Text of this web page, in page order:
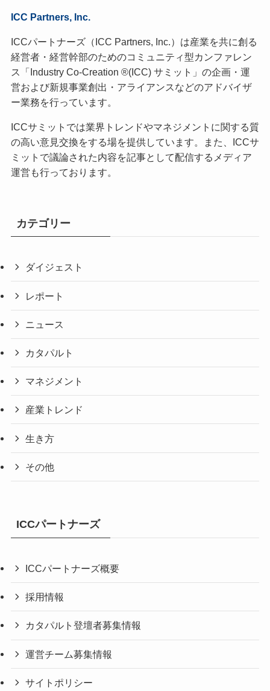
ICC Partners, Inc.
ICCパートナーズ（ICC Partners, Inc.）は産業を共に創る
経営者・経営幹部のためのコミュニティ型カンファレン
ス「Industry Co-Creation ®(ICC) サミット」の企画・運
営および新規事業創出・アライアンスなどのアドバイザ
ー業務を行っています。
ICCサミットでは業界トレンドやマネジメントに関する質
の高い意見交換をする場を提供しています。また、ICCサ
ミットで議論された内容を記事として配信するメディア
運営も行っております。
カテゴリー
ダイジェスト
レポート
ニュース
カタパルト
マネジメント
産業トレンド
生き方
その他
ICCパートナーズ
ICCパートナーズ概要
採用情報
カタパルト登壇者募集情報
運営チーム募集情報
サイトポリシー